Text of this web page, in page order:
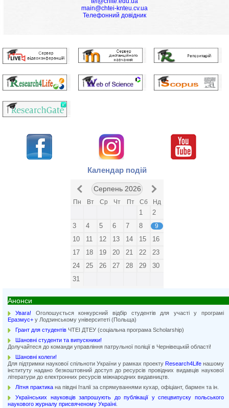
main@chtei-knteu.cv.ua
Телефонний довідник
Календар подій
Серпень 2026
Пн Вт Ср Чт Пт Сб Нд
1
2
3
4 5 6 7 8 9
10 11 12 13 14 15
16
17
18 19 20 21 22
23
24
25 26 27 28 29
30
31
Анонси
Увага! Оголошується конкурсний відбір студентів для участі у програмі
Еразмус+ у Лодзинському університеті (Польща)
Грант для студентів ЧТЕІ ДТЕУ (соціальна програма Scholarship)
Шановні студенти та випускники!
Долучайтеся до команди управління патрульної поліції в Чернівецькій області!
Шановні колеги!
Для підтримки наукової спільноти України у рамках проекту Research4Life нашому
інституту надано безкоштовний доступ до ресурсів провідних видавців наукової
літератури до електронних ресурсів міжнародних видавництв.
Літня практика на півдні Італії за спрямуваннями кухар, офіціант, бармен та ін.
Українських науковців запрошують до публікації у спецвипуску польського
наукового журналу присвяченому Україні